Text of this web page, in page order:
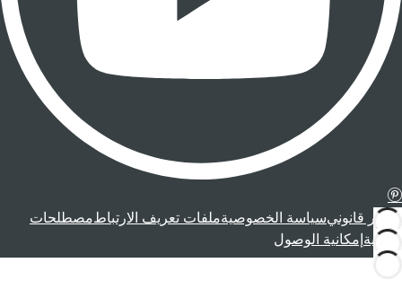
إشعار قانونيسياسة الخصوصيةملفات تعريف الارتباطمصطلحات
قانونية إمكانية الوصول